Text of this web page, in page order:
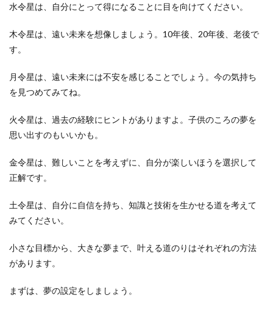
水令星は、自分にとって得になることに目を向けてください。
木令星は、遠い未来を想像しましょう。10年後、20年後、老後で
す。
月令星は、遠い未来には不安を感じることでしょう。今の気持ち
を見つめてみてね。
火令星は、過去の経験にヒントがありますよ。子供のころの夢を
思い出すのもいいかも。
金令星は、難しいことを考えずに、自分が楽しいほうを選択して
正解です。
土令星は、自分に自信を持ち、知識と技術を生かせる道を考えて
みてください。
小さな目標から、大きな夢まで、叶える道のりはそれぞれの方法
があります。
まずは、夢の設定をしましょう。